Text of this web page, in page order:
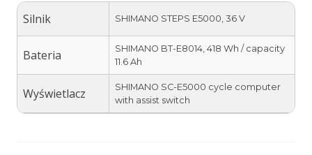
Silnik SHIMANO STEPS E5000, 36 V
Bateria
SHIMANO BT-E8014, 418 Wh / capacity
11.6 Ah
Wyświetlacz
SHIMANO SC-E5000 cycle computer
with assist switch